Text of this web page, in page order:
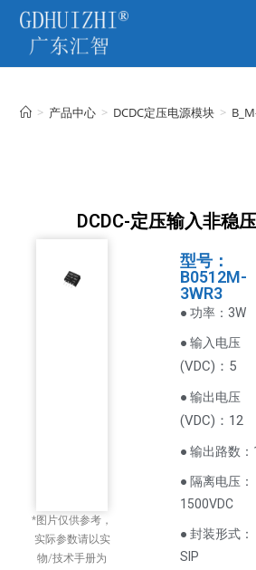
> 产品中心 > DCDC定压电源模块 >
DCDC-定压输入非稳
*图片仅供参考，
实际参数请以实
物/技术手册为
型号：
B0512M-
3WR3
● 功率：3W
● 输入电压
(VDC)：5
● 输出电压
(VDC) ：12
● 输出路数：
● 隔离电压：
1500VDC
● 封装形式：
SIP